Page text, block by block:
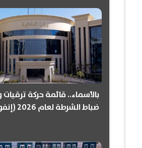
بالأسماء.. قائمة حركة ترقيات
ضباط الشرطة لعام 2026 (إنفوجراف)